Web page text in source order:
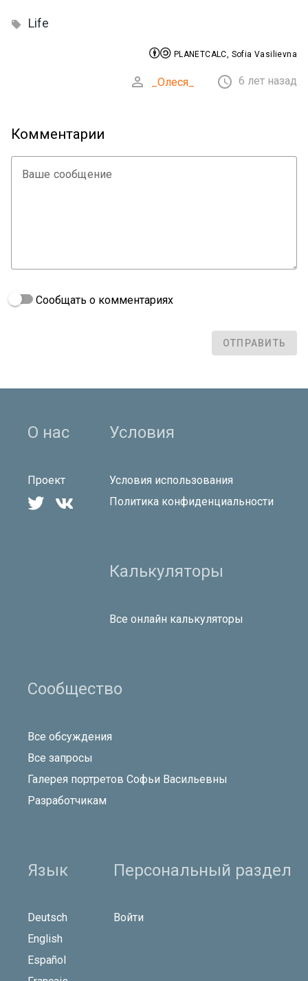
 Life
 PLANETCALC, Sofia Vasilievna
 _Олеся_  6 лет назад
Комментарии
Ваше сообщение
Сообщать о комментариях
ОТПРАВИТЬ
О нас
Проект
 
Условия
Условия использования
Политика конфиденциальности
Калькуляторы
Все онлайн калькуляторы
Сообщество
Все обсуждения
Все запросы
Галерея портретов Софьи Васильевны
Разработчикам
Язык
Deutsch
English
Español
Персональный раздел
Войти